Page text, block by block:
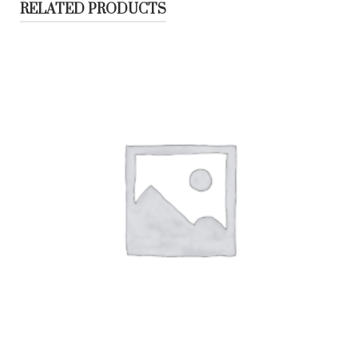
RELATED PRODUCTS